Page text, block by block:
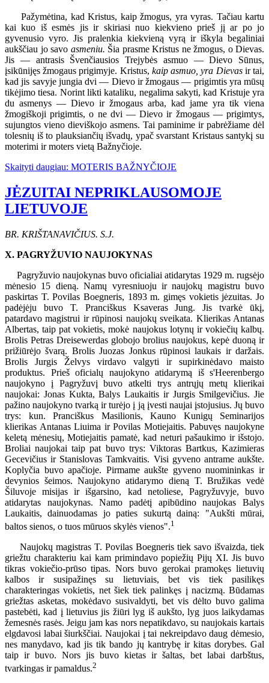
Pažymėtina, kad Kristus, kaip žmogus, yra vyras. Tačiau kartu
kai kuo iš esmės jis ir skiriasi nuo kiekvieno prieš jį ar po jo
gyvenusio vyro. Jis pralenkia kiekvieną vyrą ir iškyla begaliniai
aukščiau jo savo asmeniu. Šia prasme Kristus ne žmogus, o Dievas.
Jis — antrasis Švenčiausios Trejybės asmuo — Dievo Sūnus,
įsikūnijęs žmogaus prigimyje. Kristus, kaip asmuo, yra Dievasir tai,
kad jis savyje jungia dvi — Dievo ir žmogaus — prigimtis yra mūsų
tikėjimo tiesa. Norint likti kataliku, negalima sakyti, kad Kristuje yra
du asmenys — Dievo ir žmogaus arba, kad jame yra tik viena
žmogiškoji prigimtis, o ne dvi — Dievo ir žmogaus — prigimtys,
sujungtos vieno dieviškojo asmens. Tai paminime ir pabrėžiame dėl
tolesnių iš to plauksiančių išvadų, ypač svarstant Kristaus santykį su
moterimi ir moters vietą Bažnyčioje.
Skaityti daugiau: MOTERIS BAŽNYČIOJE
JĖZUITAI NEPRIKLAUSOMOJE
LIETUVOJE
BR. KRIŠTANAVIČIUS. S.J.
X. PAGRYŽUVIO NAUJOKYNAS
Pagryžuvio naujokynas buvo oficialiai atidarytas 1929 m. rugsėjo
mėnesio 15 dieną. Namų vyresniuoju ir naujokų magistru buvo
paskirtas T. Povilas Boegneris, 1893 m. gimęs vokietis jėzuitas. Jo
padėjėju buvo T. Pranciškus Ksaveras Jung. Jis tvarkė ūkį,
patardavo magistrui ir rūpinosi naujokų sveikata. Klierikas Antanas
Albertas, taip pat vokietis, mokė naujokus lotynų ir vokiečių kalbų.
Brolis Petras Dreisewerdas globojo brolius naujokus, kepė duoną ir
prižiūrėjo švarą. Brolis Juozas Jonkus rūpinosi laukais ir daržais.
Brolis Jurgis Želvys virdavo valgyti ir supirkinėdavo maisto
produktus. Prieš oficialų naujokyno atidarymą iš s'Heerenbergo
naujokyno į Pagryžuvį buvo atkelti trys antrųjų metų klierikai
naujokai: Jonas Kukta, Balys Laukaitis ir Jurgis Smilgevičius. Jie
pažino naujokyno tvarką ir turėjo į ją įvesti naujai įstojusius. Jų buvo
trys: kun. Pranciškus Masilionis, Kauno Kunigų Seminarijos
klierikas Antanas Liuima ir Povilas Motiejaitis. Pabuvęs naujokyne
keletą mėnesių, Motiejaitis pamatė, kad neturi pašaukimo ir išstojo.
Broliai naujokai taip pat buvo trys: Viktoras Bartkus, Kazimieras
Gecevičius ir Stanislovas Tamkvaitis. Visi gyveno antrame aukšte.
Koplyčia buvo apačioje. Pirmame aukšte gyveno nuomininkas ir
devynios šeimos. Naujokyno atidarymo dieną T. Bružikas vedė
Šiluvoje misijas ir išgarsino, kad netoliese, Pagryžuvyje, buvo
atidarytas naujokynas. Namo padėtį apibūdino naujokas Balys
Laukaitis, dainuodamas jo paties sukurtą dainą: "Aukšti mūrai,
baltos sienos, o tuos mūruos skylės vienos".1
Naujokų magistras T. Povilas Boegneris tiek savo išvaizda, tiek
griežtu charakteriu kai kam primindavo popiežių Pijų XI. Jis buvo
tikras vokiečio-prūso tipas. Nors buvo gerokai pramokęs lietuvių
kalbos ir susipažinęs su lietuviais, bet vis tiek pasilikęs
charakteringas vokietis, net šiek tiek palinkęs į nacizmą. Būdamas
griežtas asketas, mokėdavo susivaldyti, bet vis dėlto buvo galima
pastebėti, kad į lietuvius jis žiūri lyg iš aukšto, lyg juos laikydamas
žemesnės rasės. Jeigu jam kas nors nepatikdavo, su naujokais kartais
elgdavosi labai šiurkščiai. Naujokai į tai nekreipdavo daug dėmesio,
nes manydavo, kad jis tik bando jų kantrybę ir kitas dorybes. Gal
taip ir buvo. Nors jis buvo kietas ir šaltas, bet labai darbštus,
tvarkingas ir pamaldus.2